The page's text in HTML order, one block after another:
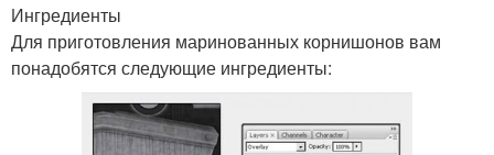
Ингредиенты
Для приготовления маринованных корнишонов вам
понадобятся следующие ингредиенты: